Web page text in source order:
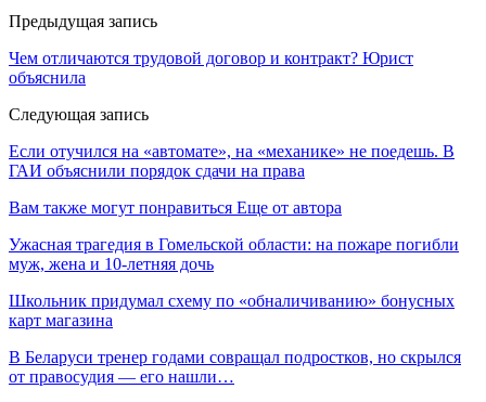
Предыдущая запись
Чем отличаются трудовой договор и контракт? Юрист
объяснила
Следующая запись
Если отучился на «автомате», на «механике» не поедешь. В
ГАИ объяснили порядок сдачи на права
Вам также могут понравиться Еще от автора
Ужасная трагедия в Гомельской области: на пожаре погибли
муж, жена и 10-летняя дочь
Школьник придумал схему по «обналичиванию» бонусных
карт магазина
В Беларуси тренер годами совращал подростков, но скрылся
от правосудия — его нашли…